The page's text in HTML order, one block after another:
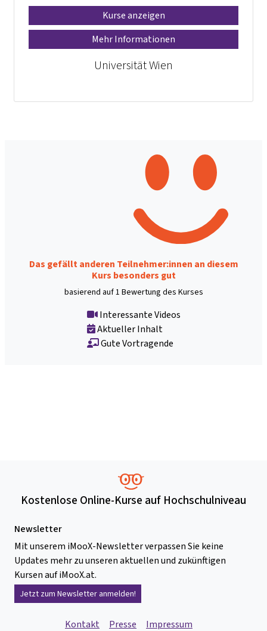
Kurse anzeigen
Mehr Informationen
Universität Wien
Das gefällt anderen Teilnehmer:innen an diesem
Kurs besonders gut
basierend auf 1 Bewertung des Kurses
Interessante Videos
Aktueller Inhalt
Gute Vortragende
Kostenlose Online-Kurse auf Hochschulniveau
Newsletter
Mit unserem iMooX-Newsletter verpassen Sie keine
Updates mehr zu unseren aktuellen und zukünftigen
Kursen auf iMooX.at.
Jetzt zum Newsletter anmelden!
Kontakt Presse
Impressum